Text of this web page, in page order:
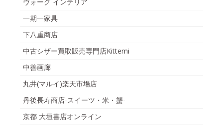
一期一家具
下八重商店
中古シザー買取販売専門店Kittemi
中善画廊
丸井(マルイ)楽天市場店
丹後長寿商店-スイーツ・米・蟹-
京都 大垣書店オンライン